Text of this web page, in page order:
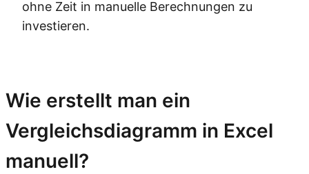
ohne Zeit in manuelle Berechnungen zu
investieren.
Wie erstellt man ein
Vergleichsdiagramm in Excel
manuell?